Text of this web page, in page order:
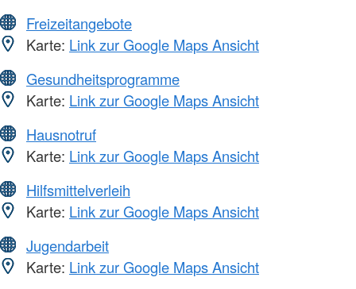
Freizeitangebote
Karte: Link zur Google Maps Ansicht
Gesundheitsprogramme
Karte: Link zur Google Maps Ansicht
Hausnotruf
Karte: Link zur Google Maps Ansicht
Hilfsmittelverleih
Karte: Link zur Google Maps Ansicht
Jugendarbeit
Karte: Link zur Google Maps Ansicht